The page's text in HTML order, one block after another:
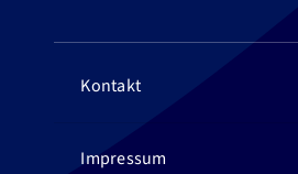
Kontakt
Impressum